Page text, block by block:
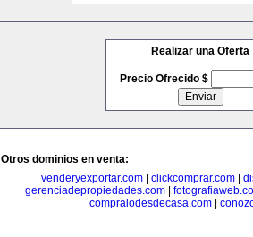
Realizar una Oferta
Precio Ofrecido $
Otros dominios en venta:
venderyexportar.com
clickcomprar.com
gerenciadepropiedades.com|
compralodesdecasa.com|